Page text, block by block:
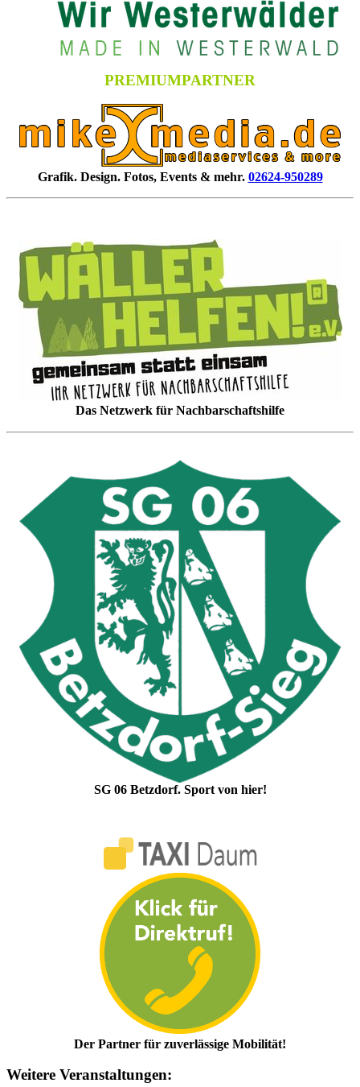
PREMIUMPARTNER
Grafik. Design. Fotos, Events & mehr. 02624-950289
Das Netzwerk für Nachbarschaftshilfe
SG 06 Betzdorf. Sport von hier!
Der Partner für zuverlässige Mobilität!
Weitere Veranstaltungen: